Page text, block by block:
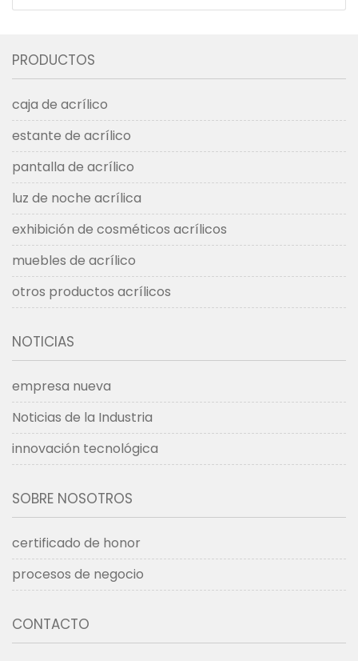
PRODUCTOS
caja de acrílico
estante de acrílico
pantalla de acrílico
luz de noche acrílica
exhibición de cosméticos acrílicos
muebles de acrílico
otros productos acrílicos
NOTICIAS
empresa nueva
Noticias de la Industria
innovación tecnológica
SOBRE NOSOTROS
certificado de honor
procesos de negocio
CONTACTO